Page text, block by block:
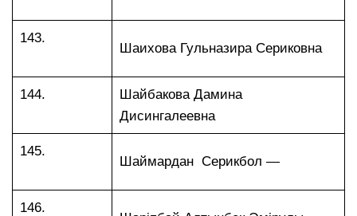
143.
Шаихова Гульназира Сериковна
144.
Шайбакова Дамина
Дисингалеевна
145.
Шаймардан Серикбол —
146.